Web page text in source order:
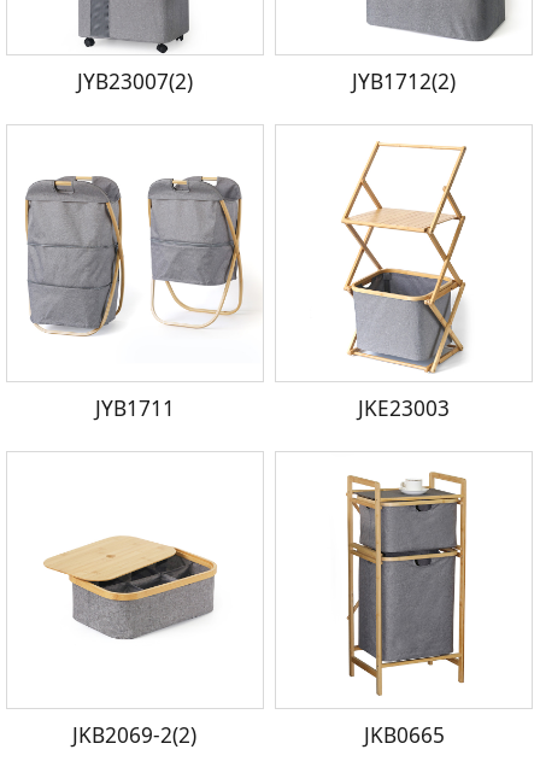
JYB23007(2) JYB1712(2)
JYB1711 JKE23003
JKB2069-2(2) JKB0665